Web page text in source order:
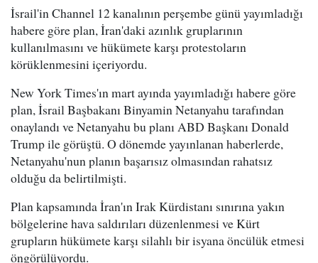
İsrail'in Channel 12 kanalının perşembe günü yayımladığı
habere göre plan, İran'daki azınlık gruplarının
kullanılmasını ve hükümete karşı protestoların
körüklenmesini içeriyordu.
New York Times'ın mart ayında yayımladığı habere göre
plan, İsrail Başbakanı Binyamin Netanyahu tarafından
onaylandı ve Netanyahu bu planı ABD Başkanı Donald
Trump ile görüştü. O dönemde yayınlanan haberlerde,
Netanyahu'nun planın başarısız olmasından rahatsız
olduğu da belirtilmişti.
Plan kapsamında İran'ın Irak Kürdistanı sınırına yakın
bölgelerine hava saldırıları düzenlenmesi ve Kürt
grupların hükümete karşı silahlı bir isyana öncülük etmesi
öngörülüyordu.